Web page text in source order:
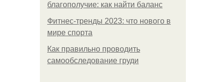
благополучие: как найти баланс
Фитнес-тренды 2023: что нового в
мире спорта
Как правильно проводить
самообследование груди